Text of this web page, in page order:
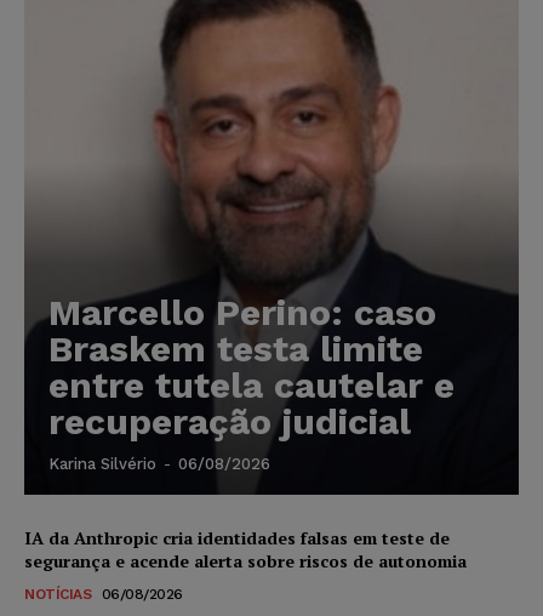
Marcello Perino: caso
Braskem testa limite
entre tutela cautelar e
recuperação judicial
Karina Silvério - 06/08/2026
IA da Anthropic cria identidades falsas em teste de
segurança e acende alerta sobre riscos de autonomia
NOTÍCIAS 06/08/2026